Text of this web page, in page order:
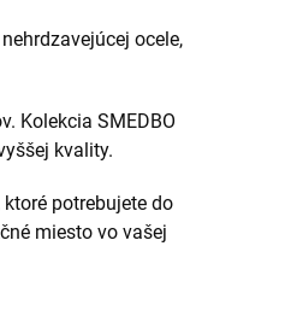
ocele,
Kolekcia SMEDBO
kvality.
potrebujete do
miesto vo vašej